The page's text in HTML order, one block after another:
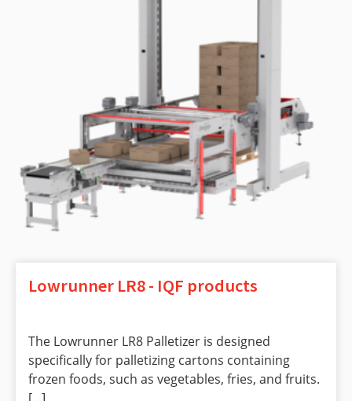
Lowrunner LR8 - IQF products
The Lowrunner LR8 Palletizer is designed
specifically for palletizing cartons containing
frozen foods, such as vegetables, fries, and fruits.
[...]